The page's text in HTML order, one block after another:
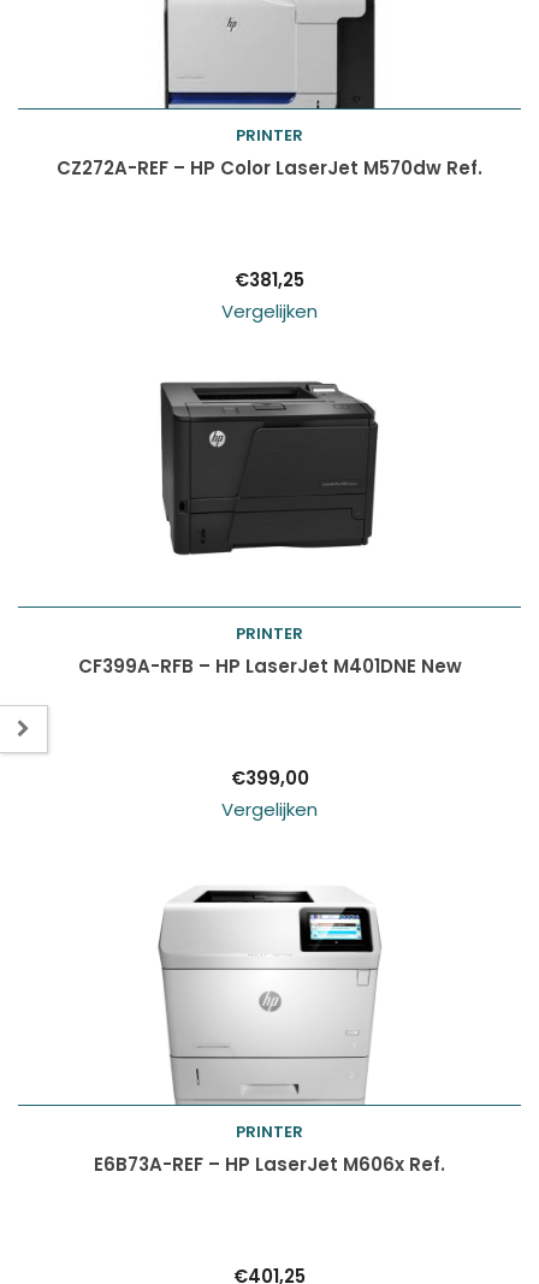
Toevoegen aan
PRINTER
CZ272A-REF – HP Color LaserJet M570dw Ref.
€381,25
Vergelijken
Toevoegen aan
PRINTER
CF399A-RFB – HP LaserJet M401DNE New
€399,00
Vergelijken
Toevoegen aan
PRINTER
E6B73A-REF – HP LaserJet M606x Ref.
€401,25